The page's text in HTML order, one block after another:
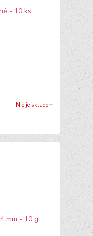
Nie je skladom